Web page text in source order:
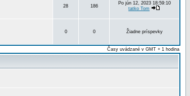
28 186
Po jún 12, 2023 18:59:10
tatko Tom
0 0 Žiadne príspevky
Časy uvádzané v GMT + 1 hodina